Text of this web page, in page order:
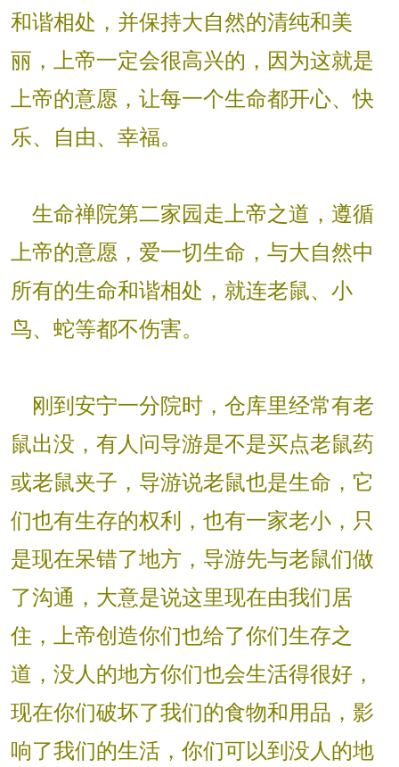
和谐相处，并保持大自然的清纯和美
丽，上帝一定会很高兴的，因为这就是
上帝的意愿，让每一个生命都开心、快
乐、自由、幸福。
生命禅院第二家园走上帝之道，遵循
上帝的意愿，爱一切生命，与大自然中
所有的生命和谐相处，就连老鼠、小
鸟、蛇等都不伤害。
刚到安宁一分院时，仓库里经常有老
鼠出没，有人问导游是不是买点老鼠药
或老鼠夹子，导游说老鼠也是生命，它
们也有生存的权利，也有一家老小，只
是现在呆错了地方，导游先与老鼠们做
了沟通，大意是说这里现在由我们居
住，上帝创造你们也给了你们生存之
道，没人的地方你们也会生活得很好，
现在你们破坏了我们的食物和用品，影
响了我们的生活，你们可以到没人的地